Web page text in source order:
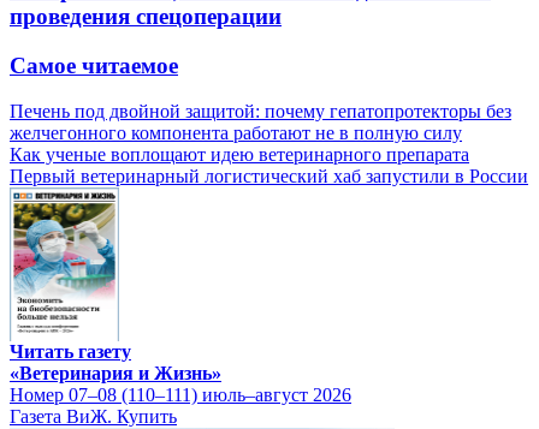
проведения спецоперации
Самое читаемое
Печень под двойной защитой: почему гепатопротекторы без
желчегонного компонента работают не в полную силу
Как ученые воплощают идею ветеринарного препарата
Первый ветеринарный логистический хаб запустили в России
Читать газету
«Ветеринария и Жизнь»
Номер 07–08 (110–111) июль–август 2026
Газета ВиЖ. Купить